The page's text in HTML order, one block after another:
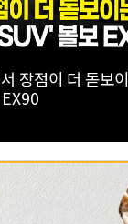
한의 우주 환경을